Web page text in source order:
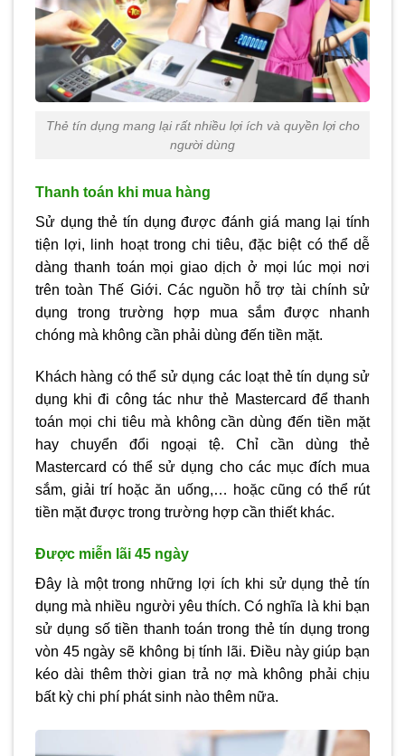
Thẻ tín dụng mang lại rất nhiều lợi ích và quyền lợi cho
người dùng
Thanh toán khi mua hàng
Sử dụng thẻ tín dụng được đánh giá mang lại tính
tiện lợi, linh hoạt trong chi tiêu, đặc biệt có thể dễ
dàng thanh toán mọi giao dịch ở mọi lúc mọi nơi
trên toàn Thế Giới. Các nguồn hỗ trợ tài chính sử
dụng trong trường hợp mua sắm được nhanh
chóng mà không cần phải dùng đến tiền mặt.
Khách hàng có thể sử dụng các loạt thẻ tín dụng sử
dụng khi đi công tác như thẻ Mastercard để thanh
toán mọi chi tiêu mà không cần dùng đến tiền mặt
hay chuyển đổi ngoại tệ. Chỉ cần dùng thẻ
Mastercard có thể sử dụng cho các mục đích mua
sắm, giải trí hoặc ăn uống,… hoặc cũng có thể rút
tiền mặt được trong trường hợp cần thiết khác.
Được miễn lãi 45 ngày
Đây là một trong những lợi ích khi sử dụng thẻ tín
dụng mà nhiều người yêu thích. Có nghĩa là khi bạn
sử dụng số tiền thanh toán trong thẻ tín dụng trong
vòn 45 ngày sẽ không bị tính lãi. Điều này giúp bạn
kéo dài thêm thời gian trả nợ mà không phải chịu
bất kỳ chi phí phát sinh nào thêm nữa.